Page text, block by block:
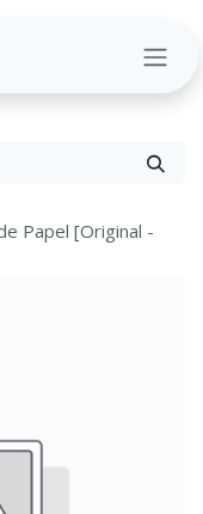
Papel [Original -